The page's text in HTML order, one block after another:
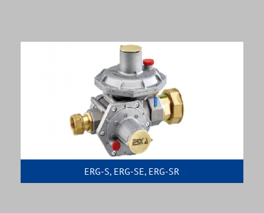
ERG-S, ERG-SE, ERG-SR